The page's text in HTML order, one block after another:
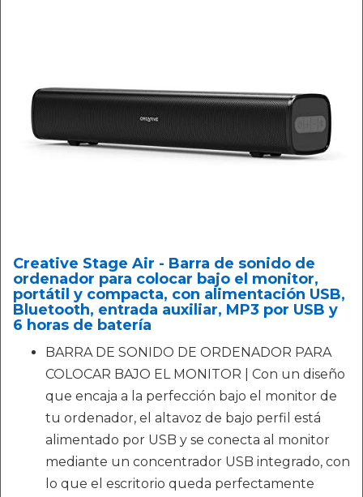
Creative Stage Air - Barra de sonido de
ordenador para colocar bajo el monitor,
portátil y compacta, con alimentación USB,
Bluetooth, entrada auxiliar, MP3 por USB y
6 horas de batería
BARRA DE SONIDO DE ORDENADOR PARA
COLOCAR BAJO EL MONITOR | Con un diseño
que encaja a la perfección bajo el monitor de
tu ordenador, el altavoz de bajo perfil está
alimentado por USB y se conecta al monitor
mediante un concentrador USB integrado, con
lo que el escritorio queda perfectamente